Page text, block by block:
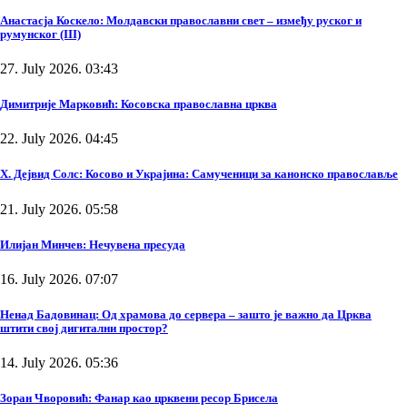
Анастасја Коскело: Молдавски православни свет – између руског и
румунског (III)
27. July 2026. 03:43
Димитрије Марковић: Косовска православна црква
22. July 2026. 04:45
Х. Дејвид Солс: Косово и Украјина: Самученици за канонско православље
21. July 2026. 05:58
Илијан Минчев: Нечувена пресуда
16. July 2026. 07:07
Ненад Бадовинац: Од храмова до сервера – зашто је важно да Црква
штити свој дигитални простор?
14. July 2026. 05:36
Зоран Чворовић: Фанар као црквени ресор Брисела